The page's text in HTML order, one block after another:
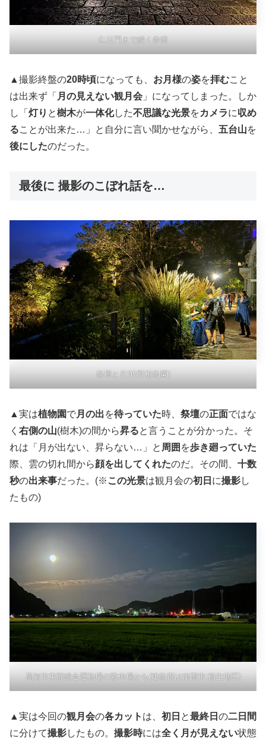
仁王門まで続く参道
▲撮影終盤の20時頃になっても、 お月様の姿を拝むこと
は出来ず「 月の見えない観月会 」になってしまった。しか
し「 灯り と樹木が一体化した不思議な光景をカメラに収め
ることが出来た…」と自分に言い聞かせながら、 五台山を
後にしたのだった。
最後に 撮影のこぼれ話を…
祭壇と月(牧野植物園)
▲実は植物園で月の出を待っていた時、 祭壇の正面ではな
く 右側の山(樹木)の間から昇ると言うことが分かった。そ
れは「月が出ない、昇らない…」と 周囲 を歩き廻っていた
際、雲の切れ間から顔を出してくれたのだ。その間、 十数
秒の出来事だった。(※ この光景は観月会の初日 に撮影し
たもの)
高知市東部総合運動場の駐車場から(建物群は南国市:稲生地区)
▲実は今回の観月会の各カット は、 初日 と最終日 の二日間
に分けて撮影したもの。 撮影時には全く月が見えない状態